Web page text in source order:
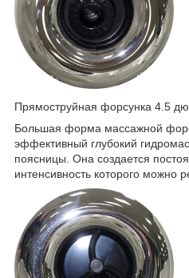
Прямоструйная форсунка 4.5
Большая форма массажной
эффективный глубокий
поясницы. Она создается
интенсивность которого можно